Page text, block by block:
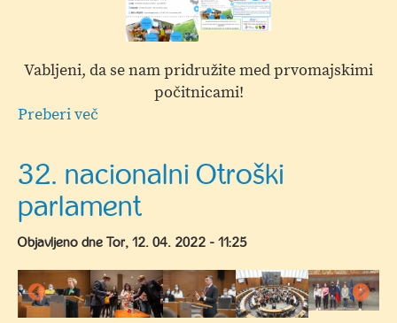
starše
Vabljeni, da se nam pridružite med prvomajskimi
počitnicami!
Preberi več
ŽAV
v
Rožle
32. nacionalni Otroški
parlament
Objavljeno dne Tor, 12. 04. 2022 - 11:25